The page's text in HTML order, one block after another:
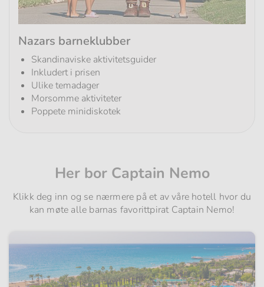
Nazars barneklubber
Skandinaviske aktivitetsguider
Inkludert i prisen
Ulike temadager
Morsomme aktiviteter
Poppete minidiskotek
Her bor Captain Nemo
Klikk deg inn og se nærmere på et av våre hotell hvor du
kan møte alle barnas favorittpirat Captain Nemo!